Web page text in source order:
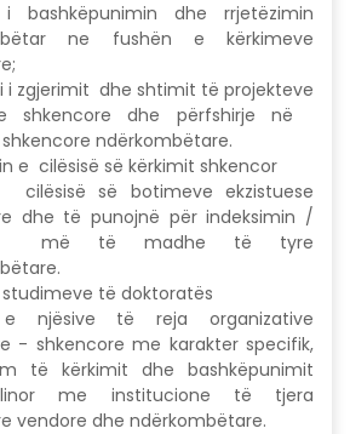
i bashkëpunimin dhe rrjetëzimin
ne fushën e kërkimeve
i zgjerimit dhe shtimit të projekteve
shkencore dhe përfshirje në
ndërkombëtare.
e cilësisë së kërkimit shkencor
cilësisë së botimeve ekzistuese
dhe të punojnë për indeksimin /
më të madhe të tyre
studimeve të doktoratës
e njësive të reja organizative
- shkencore me karakter specifik,
të kërkimit dhe bashkëpunimit
me institucione të tjera
vendore dhe ndërkombëtare.